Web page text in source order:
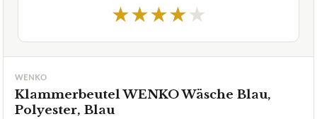
★★★★★
WENKO
Klammerbeutel WENKO Wäsche Blau,
Polyester, Blau